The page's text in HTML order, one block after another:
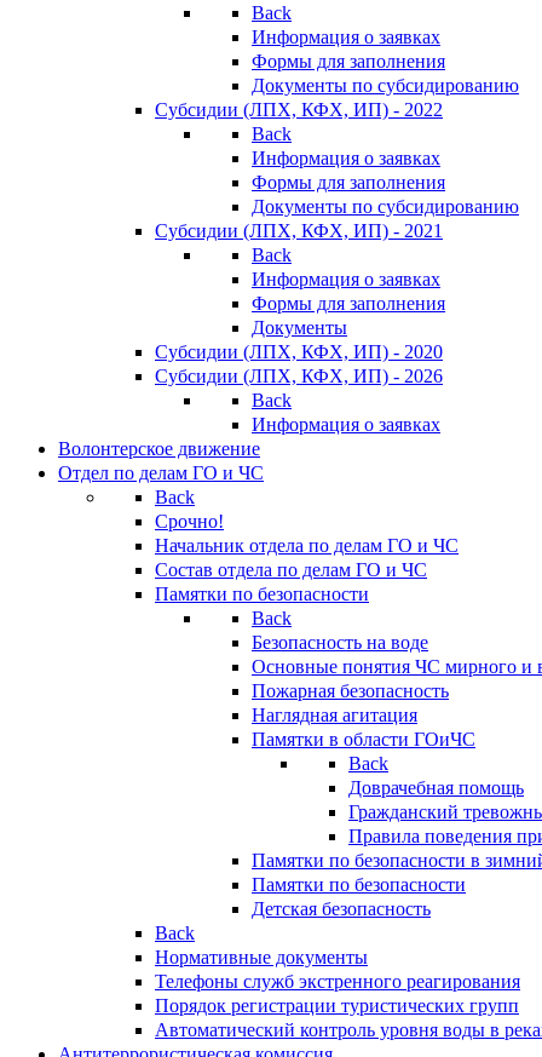
Back
Информация о заявках
Формы для заполнения
Документы по субсидированию
Субсидии (ЛПХ, КФХ, ИП) - 2022
Back
Информация о заявках
Формы для заполнения
Документы по субсидированию
Субсидии (ЛПХ, КФХ, ИП) - 2021
Back
Информация о заявках
Формы для заполнения
Документы
Субсидии (ЛПХ, КФХ, ИП) - 2020
Субсидии (ЛПХ, КФХ, ИП) - 2026
Back
Информация о заявках
Волонтерское движение
Отдел по делам ГО и ЧС
Back
Срочно!
Начальник отдела по делам ГО и ЧС
Состав отдела по делам ГО и ЧС
Памятки по безопасности
Back
Безопасность на воде
Основные понятия ЧС мирного и
Пожарная безопасность
Наглядная агитация
Памятки в области ГОиЧС
Back
Доврачебная помощь
Гражданский
Правила поведения
Памятки по безопасности в
Памятки по безопасности
Детская безопасность
Back
Нормативные документы
Телефоны служб экстренного реагирования
Порядок регистрации туристических групп
Автоматический контроль уровня воды в